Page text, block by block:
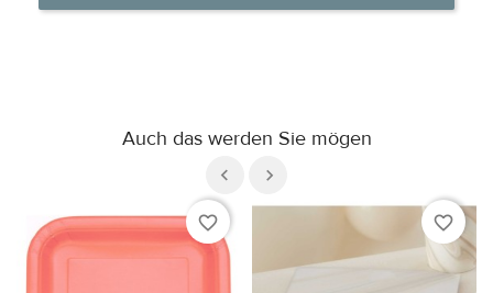
Auch das werden Sie mögen
favorite_border favorite_border